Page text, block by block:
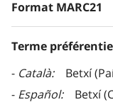
Format MARC21
Terme
Català
Betxí
Español
Betxí